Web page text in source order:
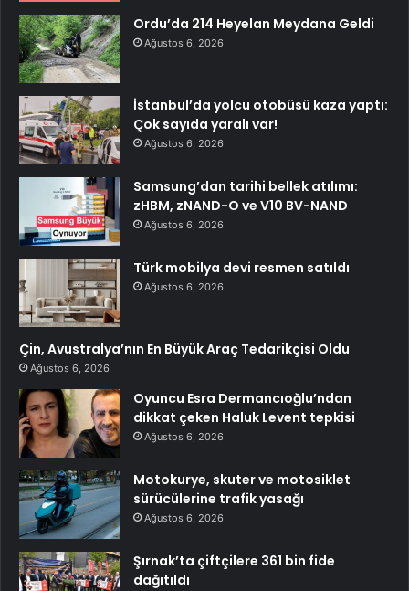
Ordu’da 214 Heyelan Meydana Geldi
Ağustos 6, 2026
İstanbul’da yolcu otobüsü kaza yaptı:
Çok sayıda yaralı var!
Ağustos 6, 2026
Samsung’dan tarihi bellek atılımı:
zHBM, zNAND-O ve V10 BV-NAND
Ağustos 6, 2026
Türk mobilya devi resmen satıldı
Ağustos 6, 2026
Çin, Avustralya’nın En Büyük Araç Tedarikçisi Oldu
Ağustos 6, 2026
Oyuncu Esra Dermancıoğlu’ndan
dikkat çeken Haluk Levent tepkisi
Ağustos 6, 2026
Motokurye, skuter ve motosiklet
sürücülerine trafik yasağı
Ağustos 6, 2026
Şırnak’ta çiftçilere 361 bin fide
dağıtıldı